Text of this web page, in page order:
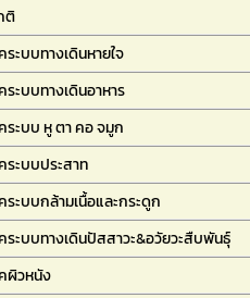
ติ
ระบบทางเดินหายใจ
ระบบทางเดินอาหาร
ระบบ หู ตา คอ จมูก
ระบบประสาท
ระบบกล้ามเนื้อและกระดูก
ระบบทางเดินปัสสาวะ&อวัยวะสืบพันธุ์
ผิวหนัง